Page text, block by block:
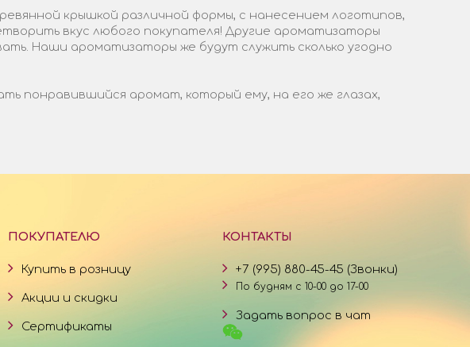
крышкой различной формы, с нанесением логотипов,
вкус любого покупателя! Другие ароматизаторы
Наши ароматизаторы же будут служить сколько угодно
понравившийся аромат, который ему, на его же глазах,
ПОКУПАТЕЛЮ
Купить в розницу
Акции и скидки
Сертификаты
КОНТАКТЫ
+7 (995) 880-45-45 (Звонки)
По будням с 10-00 до 17-00
Задать вопрос в чат